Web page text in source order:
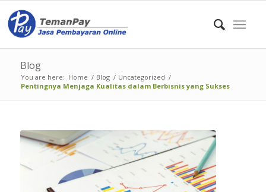
Blog
You are here: Home / Blog / Uncategorized /
Pentingnya Menjaga Kualitas dalam Berbisnis yang Sukses